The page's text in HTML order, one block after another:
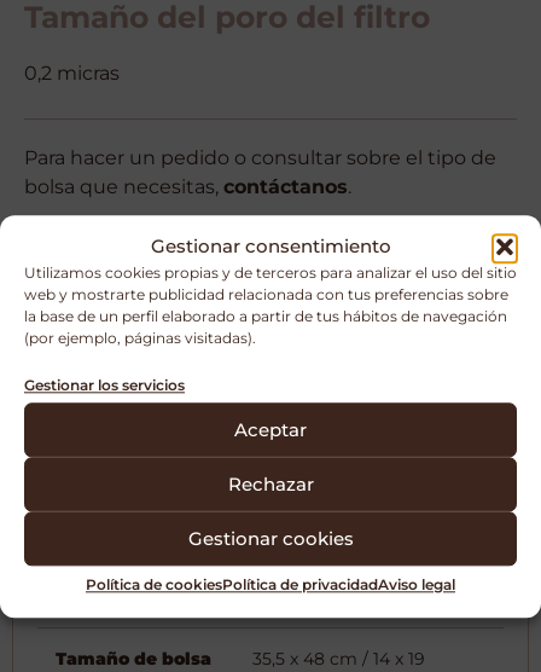
Gestionar consentimiento
Utilizamos cookies propias y de terceros para analizar el uso del sitio
web y mostrarte publicidad relacionada con tus preferencias sobre
la base de un perfil elaborado a partir de tus hábitos de navegación
(por ejemplo, páginas visitadas).
Gestionar los servicios
Aceptar
Rechazar
Gestionar cookies
Política de cookiesPolítica de privacidadAviso legal
Tamaño del poro del filtro
0,2 micras
Para hacer un pedido o consultar sobre el tipo de
bolsa que necesitas, contáctanos.
No vendemos online
, así que estaremos
encantados de ayudarte personalmente a elegir la
opción perfecta para tu proyecto.
Contáctame
Modo de uso
Material Polipropileno
Tamaño de bolsa
35,5 x 48 cm / 14 x 19